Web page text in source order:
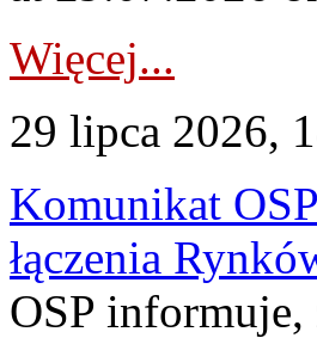
Więcej...
29 lipca 2026,
Komunikat
łączenia
OSP informuje,